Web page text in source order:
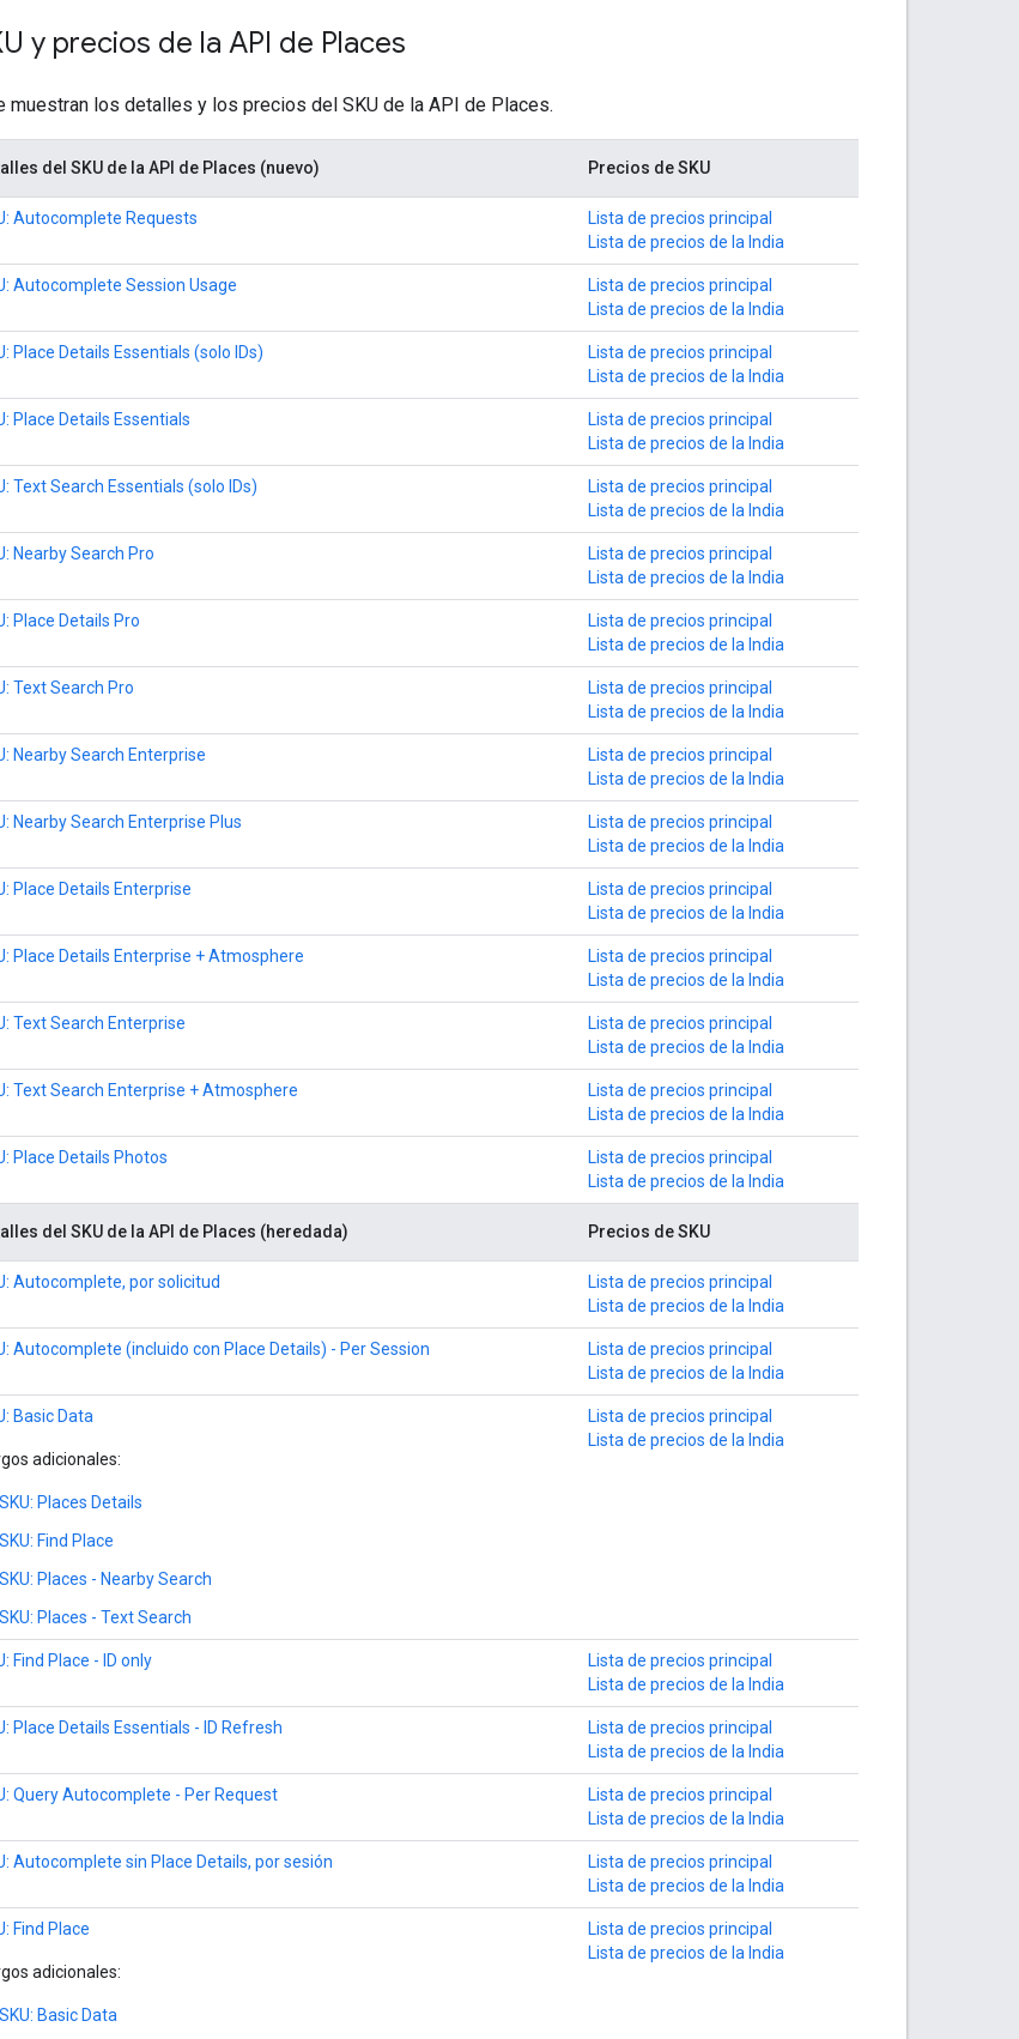
y precios de la API de Places
muestran los detalles y los precios del SKU de la API de Places.
del SKU de la API de Places (nuevo) Precios de SKU
Autocomplete Requests
Lista de precios principal
Lista de precios de la India
Autocomplete Session Usage
Lista de precios principal
Lista de precios de la India
Place Details Essentials (solo IDs)
Lista de precios principal
Lista de precios de la India
Place Details Essentials
Lista de precios principal
Lista de precios de la India
Text Search Essentials (solo IDs)
Lista de precios principal
Lista de precios de la India
Nearby Search Pro
Lista de precios principal
Lista de precios de la India
Place Details Pro
Lista de precios principal
Lista de precios de la India
Text Search Pro
Lista de precios principal
Lista de precios de la India
Nearby Search Enterprise
Lista de precios principal
Lista de precios de la India
Nearby Search Enterprise Plus
Lista de precios principal
Lista de precios de la India
Place Details Enterprise
Lista de precios principal
Lista de precios de la India
Place Details Enterprise + Atmosphere
Lista de precios principal
Lista de precios de la India
Text Search Enterprise
Lista de precios principal
Lista de precios de la India
Text Search Enterprise + Atmosphere
Lista de precios principal
Lista de precios de la India
Place Details Photos
Lista de precios principal
Lista de precios de la India
del SKU de la API de Places (heredada) Precios de SKU
Autocomplete, por solicitud
Lista de precios principal
Lista de precios de la India
Autocomplete (incluido con Place Details) - Per Session
Lista de precios principal
Lista de precios de la India
Basic Data
adicionales:
SKU: Places Details
SKU: Find Place
SKU: Places - Nearby Search
SKU: Places - Text Search
Lista de precios principal
Lista de precios de la India
Find Place - ID only
Lista de precios principal
Lista de precios de la India
Place Details Essentials - ID Refresh
Lista de precios principal
Lista de precios de la India
Query Autocomplete - Per Request
Lista de precios principal
Lista de precios de la India
Autocomplete sin Place Details, por sesión
Lista de precios principal
Lista de precios de la India
Find Place
adicionales:
SKU: Basic Data
Lista de precios principal
Lista de precios de la India